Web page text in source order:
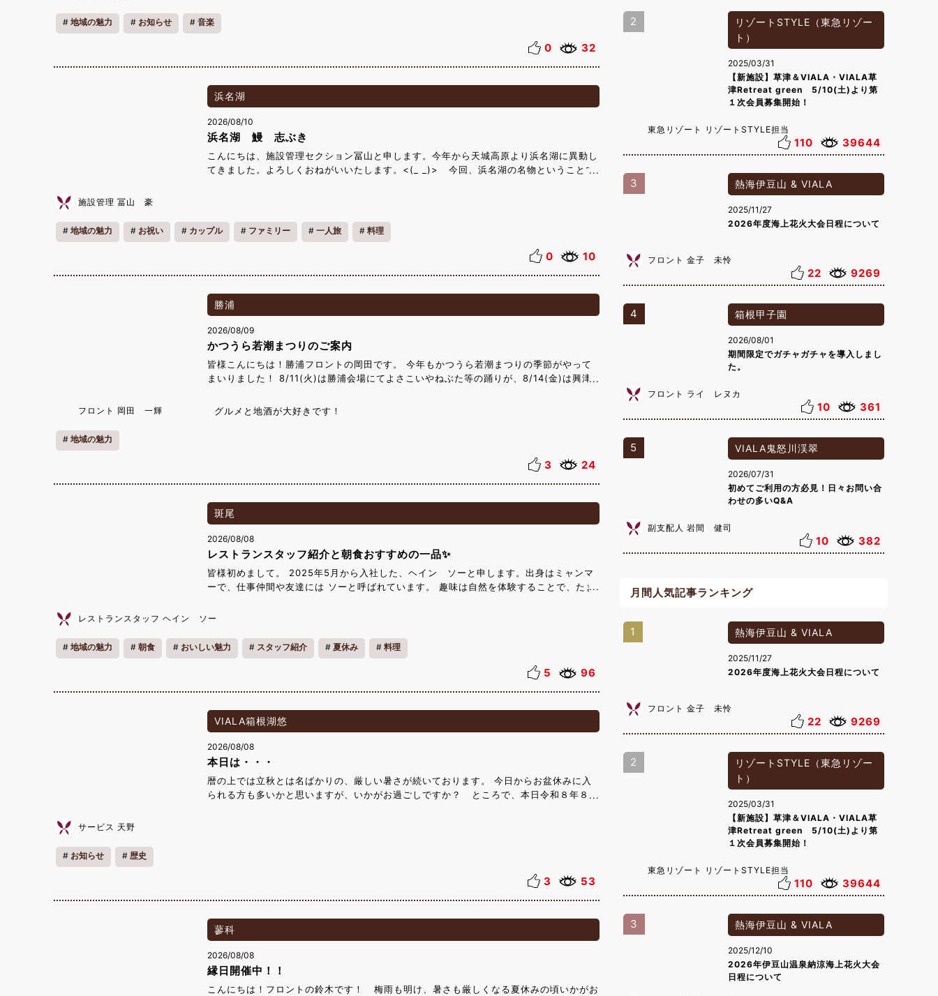
地域の魅力 お知らせ 音楽
0 32
浜名湖
2026/08/10
浜名湖 鰻 志ぶき
こんにちは、施設管理セクション冨山と申します。今年から天城高原より浜名湖に異動し
てきました。よろしくおねがいいたします。<(_ _)> 今回、浜名湖の名物ということで
どうせ食べるならということで、単品（うざく・肝焼き・う巻き）も入った殿様御膳＠
8,750を食べました。（昼ごはんには豪華過ぎるので夕飯用に予約をしました。朝から映
画を観に行って時間をつくりましたが思ったより早く着いて駐車場で1時間ほど寝て過ご
塩か山葵醤油で自分的には食べたかったです。よかったら注文の前に別の調味料ができる
か伺ってから注文するといいかもしれません。（自分はどうしてしなかったと言えばその
味しくかったので大変満足です。 よければ
寄ってみてください。 ・特うな重＠6,400【単品をいらないときはこちらがおすすめ
です。蒲焼・白焼
き】 ・
き】 普通のうな重（蒲焼）、白焼き丼、おひつまぶしなど
施設管理 冨山 豪
地域の魅力 お祝い カップル ファミリー 一人旅 料理
0 10
勝浦
2026/08/09
かつうら若潮まつりのご案内
皆様こんにちは！勝浦フロントの岡田です。 今年もかつうら若潮まつりの季節がやって
まいりました！ 8/11(火)は勝浦会場にてよさこいやねぶた等の踊りが、8/14(金)は興津
時30分終了を予定しております。 8/14日の花火は19時より打ち上げ開始を予定しており
ます。 また同時開催として11日の勝浦会場では夜市や遠見岬神社の夏詣を、14日の興津
ページからご参照くださいませ！ 第50回かつうら若潮まつり「納涼祭」の開催につい
フロント 岡田 一輝 グルメと地酒が大好きです！
地域の魅力
3 24
斑尾
2026/08/08
レストランスタッフ紹介と朝食おすすめの一品✨
皆様初めまして。 2025年5月から入社した、ヘイン ソーと申します。出身はミャンマ
ーで、仕事仲間や友達には ソーと呼ばれています。 趣味は自然を体験することで、たま
グの会場でサービスをしています。 仕事を始めてから1年経ちましたので、だいたい慣れ
てきましたが、まだ分からない事も多いので働きながら覚えています。 皆様に最高のサ
ービスをできるように頑張っています。これからもどうぞよろしくお願いいたします。
す。 特に桜海老やガーリックチップなどを使った、ミャンマーではとても人気のお料理
です。ミャンマーでは朝食で出ているものより塩味と辛味が強いですが、こちらでは日本
レストランスタッフ ヘイン ソー
地域の魅力 朝食 おいしい魅力 スタッフ紹介 夏休み 料理
5 96
VIALA箱根湖悠
2026/08/08
本日は・・・
暦の上では立秋とは名ばかりの、厳しい暑さが続いております。 今日からお盆休みに入
られる方も多いかと思いますが、いかがお過ごしですか？ ところで、本日令和８年８月
なんだ多くのユニークな記念日が存在します。 中でも1994年に「笑いの日を作る会」
康効果を見直す日とされています。 お盆休みをハーヴェストクラブで過ごす方も、そう
でない方も、どうぞ楽しく満喫ください。
サービス 天野
お知らせ 歴史
3 53
蓼科
2026/08/08
縁日開催中！！
こんにちは！フロントの鈴木です！ 梅雨も明け、暑さも厳しくなる夏休みの頃いかがお
2
リゾートSTYLE（東急リゾー
ト）
2025/03/31
【新施設】草津＆VIALA・VIALA草
津Retreat green 5/10(土)より第
１次会員募集開始！
東急リゾート リゾートSTYLE担当
110 39644
3 熱海伊豆山 & VIALA
2025/11/27
2026年度海上花火大会日程について
フロント 金子 未怜
22 9269
4 箱根甲子園
2026/08/01
期間限定でガチャガチャを導入しまし
た。
フロント ライ レヌカ
10 361
5 VIALA鬼怒川渓翠
2026/07/31
初めてご利用の方必見！日々お問い合
わせの多いQ&A
副支配人 岩間 健司
10 382
月間人気記事ランキング
1 熱海伊豆山 & VIALA
2025/11/27
2026年度海上花火大会日程について
フロント 金子 未怜
22 9269
2
リゾートSTYLE（東急リゾー
ト）
2025/03/31
【新施設】草津＆VIALA・VIALA草
津Retreat green 5/10(土)より第
１次会員募集開始！
東急リゾート リゾートSTYLE担当
110 39644
3 熱海伊豆山 & VIALA
2025/12/10
2026年伊豆山温泉納涼海上花火大会
日程について